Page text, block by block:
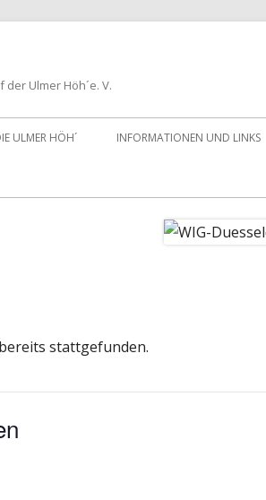
Ulmer Höh´e. V.
ULMER HÖH´ INFORMATIONEN UND LINKS
stattgefunden.